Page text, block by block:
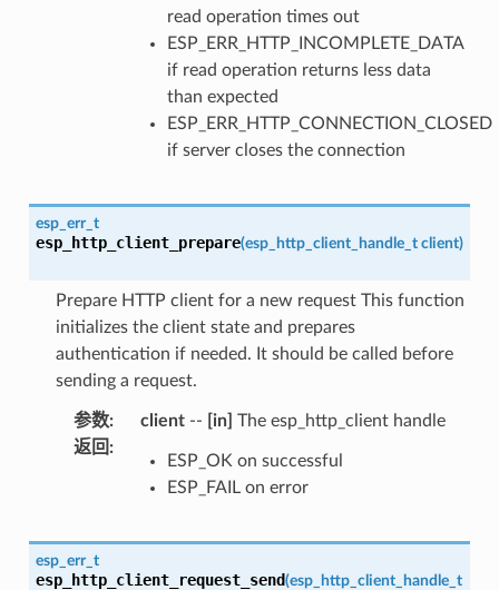
read operation times out
ESP_ERR_HTTP_INCOMPLETE_DATA
if read operation returns less data
than expected
ESP_ERR_HTTP_CONNECTION_CLOSED
if server closes the connection
esp_err_t
esp_http_client_prepare(esp_http_client_handle_t client)
Prepare HTTP client for a new request This function
initializes the client state and prepares
authentication if needed. It should be called before
sending a request.
参数: client-- [in] The esp_http_client handle
返回 :
ESP_OK on successful
ESP_FAIL on error
esp_err_t
esp_http_client_request_send(esp_http_client_handle_t